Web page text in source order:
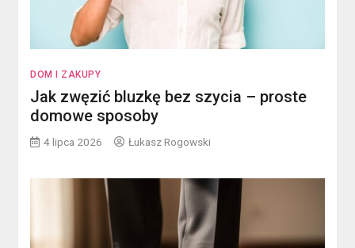
DOM I ZAKUPY
Jak zwęzić bluzkę bez szycia – proste
domowe sposoby
4 lipca 2026 Łukasz Rogowski